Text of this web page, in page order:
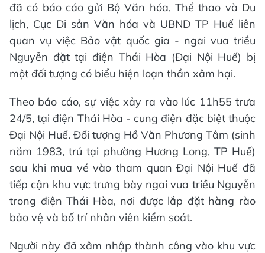
đã có báo cáo gửi Bộ Văn hóa, Thể thao và Du
lịch, Cục Di sản Văn hóa và UBND TP Huế liên
quan vụ việc Bảo vật quốc gia - ngai vua triều
Nguyễn đặt tại điện Thái Hòa (Đại Nội Huế) bị
một đối tượng có biểu hiện loạn thần xâm hại.
Theo báo cáo, sự việc xảy ra vào lúc 11h55 trưa
24/5, tại điện Thái Hòa - cung điện đặc biệt thuộc
Đại Nội Huế. Đối tượng Hồ Văn Phương Tâm (sinh
năm 1983, trú tại phường Hương Long, TP Huế)
sau khi mua vé vào tham quan Đại Nội Huế đã
tiếp cận khu vực trưng bày ngai vua triều Nguyễn
trong điện Thái Hòa, nơi được lắp đặt hàng rào
bảo vệ và bố trí nhân viên kiểm soát.
Người này đã xâm nhập thành công vào khu vực